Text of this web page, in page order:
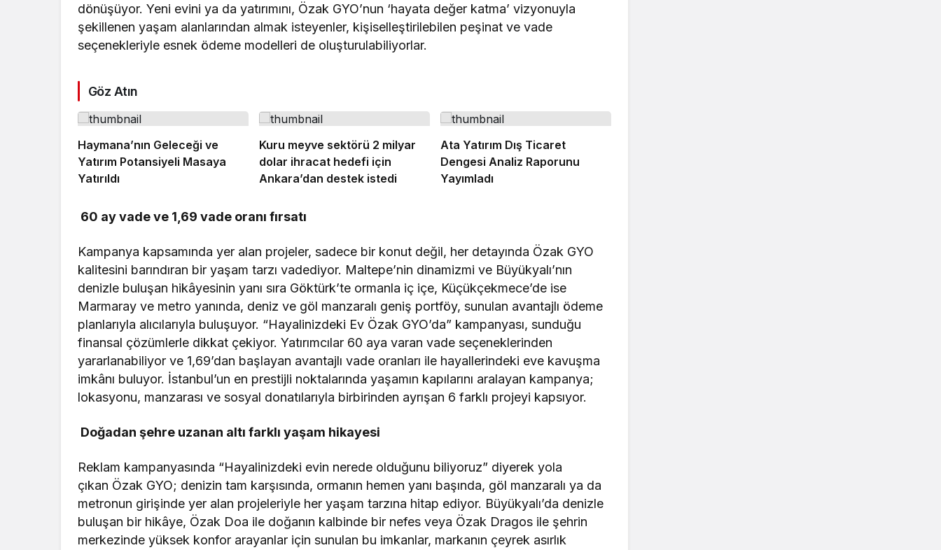
dönüşüyor. Yeni evini ya da yatırımını, Özak GYO’nun ‘hayata değer katma’ vizyonuyla
şekillenen yaşam alanlarından almak isteyenler, kişiselleştirilebilen peşinat ve vade
seçenekleriyle esnek ödeme modelleri de oluşturulabiliyorlar.
Göz Atın
Haymana’nın Geleceği ve
Yatırım Potansiyeli Masaya
Yatırıldı
Kuru meyve sektörü 2 milyar
dolar ihracat hedefi için
Ankara’dan destek istedi
Ata Yatırım Dış Ticaret
Dengesi Analiz Raporunu
Yayımladı
60 ay vade ve 1,69 vade oranı fırsatı
Kampanya kapsamında yer alan projeler, sadece bir konut değil, her detayında Özak GYO
kalitesini barındıran bir yaşam tarzı vadediyor. Maltepe’nin dinamizmi ve Büyükyalı’nın
denizle buluşan hikâyesinin yanı sıra Göktürk’te ormanla iç içe, Küçükçekmece’de ise
Marmaray ve metro yanında, deniz ve göl manzaralı geniş portföy, sunulan avantajlı ödeme
planlarıyla alıcılarıyla buluşuyor. “Hayalinizdeki Ev Özak GYO’da” kampanyası, sunduğu
finansal çözümlerle dikkat çekiyor. Yatırımcılar 60 aya varan vade seçeneklerinden
yararlanabiliyor ve 1,69’dan başlayan avantajlı vade oranları ile hayallerindeki eve kavuşma
imkânı buluyor. İstanbul’un en prestijli noktalarında yaşamın kapılarını aralayan kampanya;
lokasyonu, manzarası ve sosyal donatılarıyla birbirinden ayrışan 6 farklı projeyi kapsıyor.
Doğadan şehre uzanan altı farklı yaşam hikayesi
Reklam kampanyasında “Hayalinizdeki evin nerede olduğunu biliyoruz” diyerek yola
çıkan Özak GYO; denizin tam karşısında, ormanın hemen yanı başında, göl manzaralı ya da
metronun girişinde yer alan projeleriyle her yaşam tarzına hitap ediyor. Büyükyalı’da denizle
buluşan bir hikâye, Özak Doa ile doğanın kalbinde bir nefes veya Özak Dragos ile şehrin
merkezinde yüksek konfor arayanlar için sunulan bu imkanlar, markanın çeyrek asırlık